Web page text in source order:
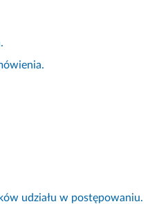
udziału w postępowaniu.